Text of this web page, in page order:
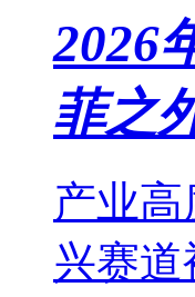
2026
菲之
产业
兴赛道